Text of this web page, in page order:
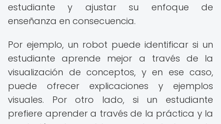
estudiante y ajustar su enfoque de
enseñanza en consecuencia.
Por ejemplo, un robot puede identificar si un
estudiante aprende mejor a través de la
visualización de conceptos, y en ese caso,
puede ofrecer explicaciones y ejemplos
visuales. Por otro lado, si un estudiante
prefiere aprender a través de la práctica y la